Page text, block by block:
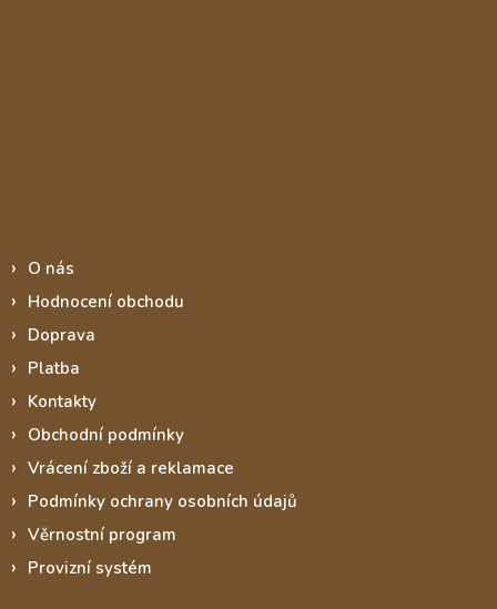
O nás
Hodnocení obchodu
Doprava
Platba
Kontakty
Obchodní podmínky
Vrácení zboží a reklamace
Podmínky ochrany osobních údajů
Věrnostní program
Provizní systém